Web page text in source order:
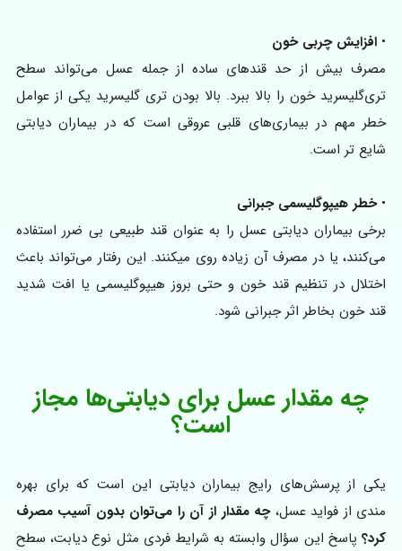
• افزایش چربی خون
مصرف بیش از حد قندهای ساده از جمله عسل می‌تواند سطح
تری‌گلیسرید خون را بالا ببرد. بالا بودن تری گلیسرید یکی از عوامل
خطر مهم در بیماری‌های قلبی عروقی است که در بیماران دیابتی
شایع تر است.
•خطر هیپوگلیسمی جبرانی
برخی بیماران دیابتی عسل را به عنوان قند طبیعی بی ضرر استفاده
می‌کنند، یا در مصرف آن زیاده روی میکنند. این رفتار می‌تواند باعث
اختلال در تنظیم قند خون و حتی بروز هیپوگلیسمی یا افت شدید
قند خون بخاطر اثر جبرانی شود.
چه مقدار عسل برای دیابتی‌ها مجاز
است؟
یکی از پرسش‌های رایج بیماران دیابتی این است که برای بهره
مندی از فواید عسل،چه مقدار از آن را می‌توان بدون آسیب مصرف
کرد؟پاسخ این سؤال وابسته به شرایط فردی مثل نوع دیابت، سطح